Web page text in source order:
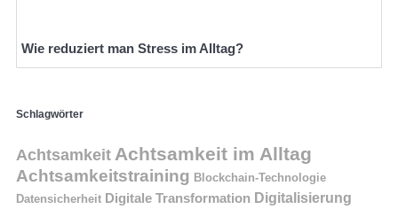
Wie reduziert man Stress im Alltag?
Schlagwörter
Achtsamkeit Achtsamkeit im Alltag
Achtsamkeitstraining Blockchain-Technologie
Datensicherheit Digitale Transformation Digitalisierung